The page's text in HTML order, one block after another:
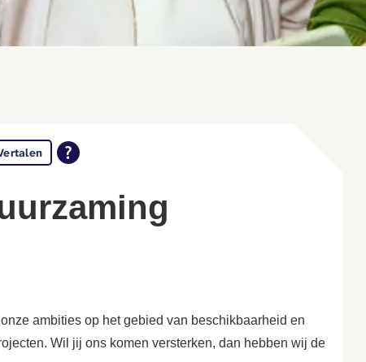
onze ambities op het gebied van beschikbaarheid en
Wil jij ons komen versterken, dan hebben wij de